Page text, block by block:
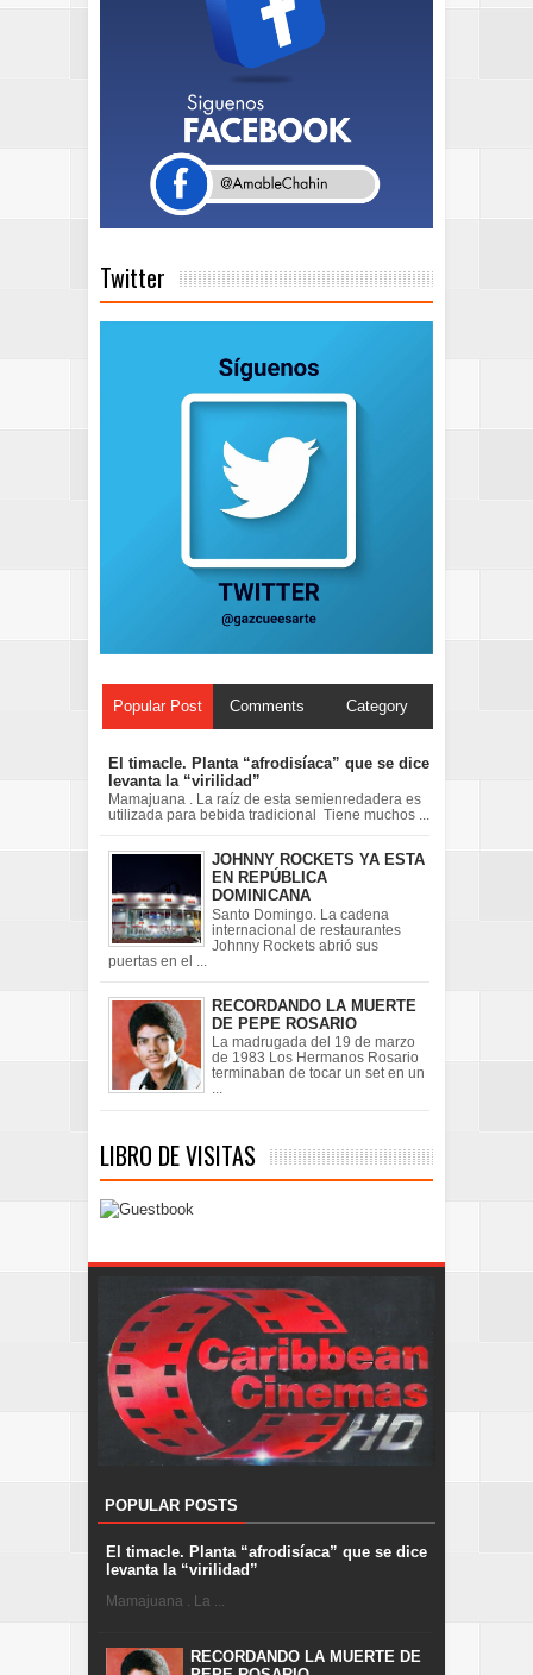
Twitter
Popular Post Comments Category
El timacle. Planta “afrodisíaca” que se dice
levanta la “virilidad”
Mamajuana . La raíz de esta semienredadera es
utilizada para bebida tradicional Tiene muchos ...
JOHNNY ROCKETS YA ESTA
EN REPÚBLICA
DOMINICANA
Santo Domingo. La cadena
internacional de restaurantes
Johnny Rockets abrió sus
puertas en el ...
RECORDANDO LA MUERTE
DE PEPE ROSARIO
La madrugada del 19 de marzo
de 1983 Los Hermanos Rosario
terminaban de tocar un set en un
...
LIBRO DE VISITAS
POPULAR POSTS
El timacle. Planta “afrodisíaca” que se dice
levanta la “virilidad”
Mamajuana . La ...
RECORDANDO LA MUERTE DE